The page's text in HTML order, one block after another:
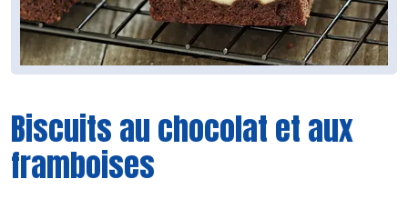
Biscuits au chocolat et aux
framboises